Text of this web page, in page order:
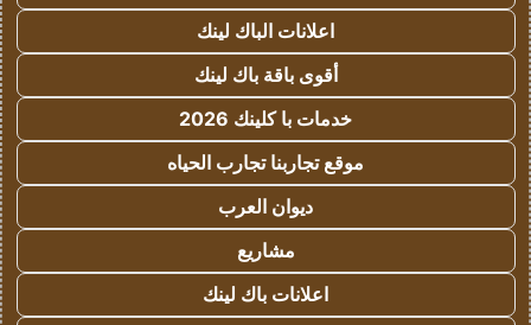
اعلانات الباك لينك
أقوى باقة باك لينك
خدمات با كلينك 2026
موقع تجاربنا تجارب الحياه
ديوان العرب
مشاريع
اعلانات باك لينك